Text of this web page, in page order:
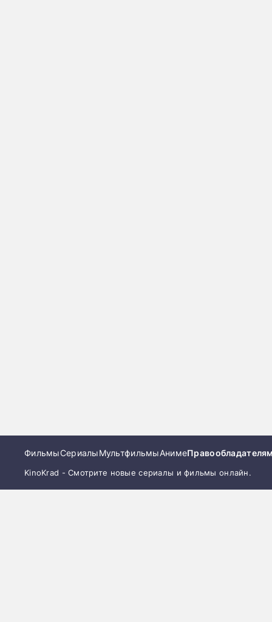
ФильмыСериалыМультфильмыАниме
KinoKrad - Смотрите новые сериалы и фильмы онлайн.